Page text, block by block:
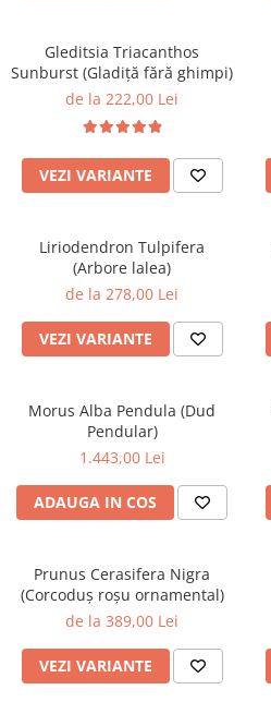
Gleditsia Triacanthos
Sunburst (Gladiță fără ghimpi)
de la 222,00 Lei
VEZI VARIANTE
Liriodendron Tulpifera
(Arbore lalea)
de la 278,00 Lei
VEZI VARIANTE
Morus Alba Pendula (Dud
Pendular)
1.443,00 Lei
ADAUGA IN COS
Prunus Cerasifera Nigra
(Corcoduș roșu ornamental)
de la 389,00 Lei
VEZI VARIANTE